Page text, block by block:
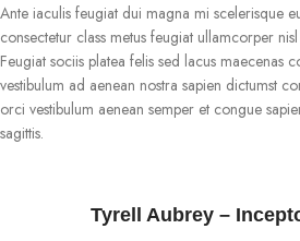
Ante iaculis feugiat dui magna mi scelerisque
consectetur class metus feugiat ullamcorper
Feugiat sociis platea felis sed lacus maecenas
vestibulum ad aenean nostra sapien dictumst
orci vestibulum aenean semper et congue
sagittis.
Tyrell Aubrey –